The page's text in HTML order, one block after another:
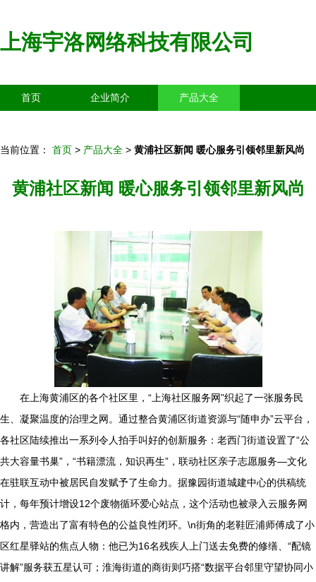
上海宇洛网络科技有限公司
首页 企业简介 产品大全
当前位置： 首页 > 产品大全 > 黄浦社区新闻 暖心服务引领邻里新风尚
黄浦社区新闻 暖心服务引领邻里新风尚
在上海黄浦区的各个社区里，“上海社区服务网”织起了一张服务民
生、凝聚温度的治理之网。通过整合黄浦区街道资源与“随申办”云平台，
各社区陆续推出一系列令人拍手叫好的创新服务：老西门街道设置了“公
共大容量书巢”，“书籍漂流，知识再生”，联动社区亲子志愿服务—文化
在驻联互动中被居民自发赋予了生命力。据豫园街道城建中心的供稿统
计，每年预计增设12个废物循环爱心站点，这个活动也被录入云服务网
格内，营造出了富有特色的公益良性闭环。\n街角的老鞋匠浦师傅成了小
区红星驿站的焦点人物：他已为16名残疾人上门送去免费的修缮、“配镜
讲解”服务获五星认可；淮海街道的商街则巧搭“数据平台邻里守望协同小